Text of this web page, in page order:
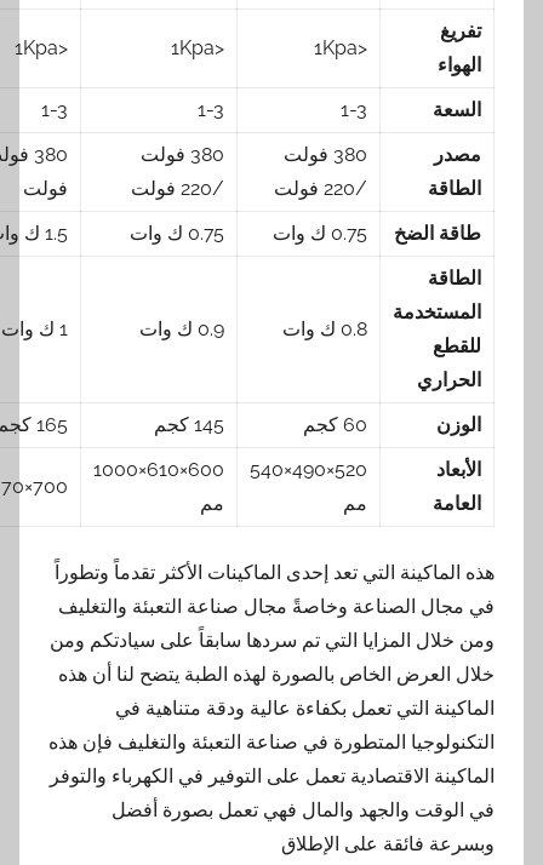
<1Kpa
<1Kpa
1-3
/220 فولت
380 فولت
/220 فولت
380 فولت /220
فولت
0.75 ك وات 0.75 ك وات
1.5 ك وات
0.9 ك وات 1 ك وات
60 كجم 145 كجم
165 كجم
520×490×540
مم
600×610×1000
التي تعد إحدى الماكينات الأكثر تقدماً وتطوراً
الصناعة وخاصةً مجال صناعة التعبئة والتغليف
المزايا التي تم سردها سابقاً على سيادتكم ومن
الخاص بالصورة لهذه الطبة يتضح لنا أن هذه
التي تعمل بكفاءة عالية ودقة متناهية في
المتطورة في صناعة التعبئة والتغليف فإن هذه
الاقتصادية تعمل على التوفير في الكهرباء والتوفر
والجهد والمال فهي تعمل بصورة أفضل
فائقة على الإطلاق